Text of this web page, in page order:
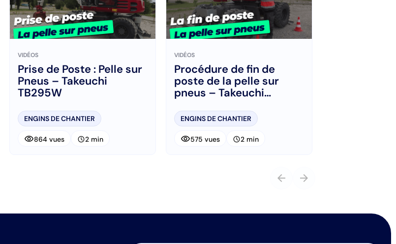
VIDÉOS
Prise de Poste : Pelle sur
Pneus – Takeuchi
TB295W
ENGINS DE CHANTIER
visibility864 vues schedule2 min
VIDÉOS
Procédure de fin de
poste de la pelle sur
pneus – Takeuchi
ENGINS DE CHANTIER
visibility575 vues schedule2 min
arrow_back arrow_forward